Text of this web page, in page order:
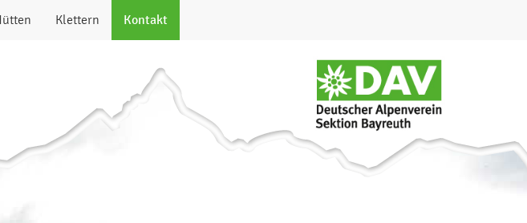
Klettern Kontakt